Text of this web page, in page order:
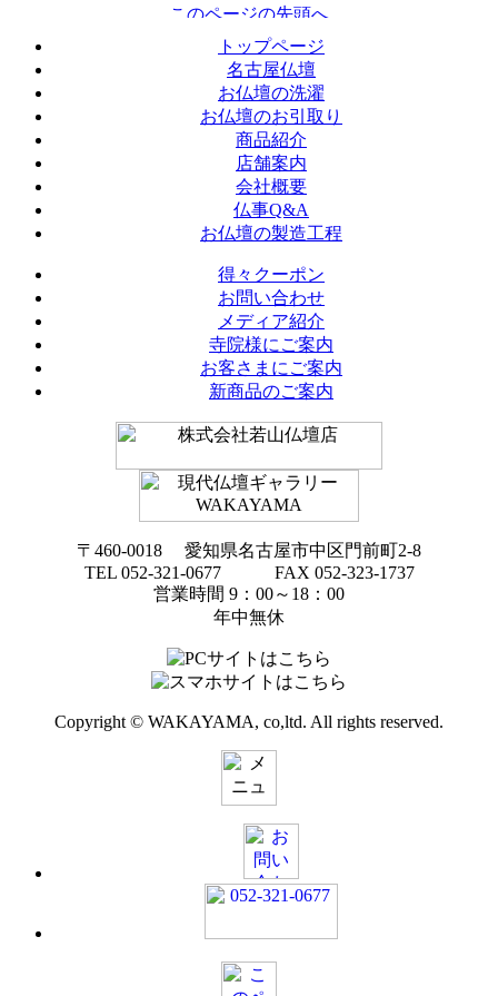
トップページ
名古屋仏壇
お仏壇の洗濯
お仏壇のお引取り
商品紹介
店舗案内
会社概要
仏事Q&A
お仏壇の製造工程
得々クーポン
お問い合わせ
メディア紹介
寺院様にご案内
お客さまにご案内
新商品のご案内
〒460-0018 愛知県名古屋市中区門前町2-8
TEL 052-321-0677 FAX 052-323-1737
営業時間 9：00～18：00
年中無休
Copyright © WAKAYAMA, co,ltd. All rights reserved.